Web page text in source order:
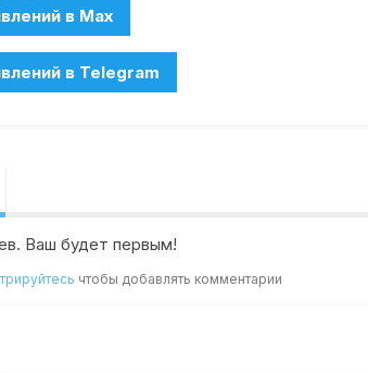
Ваш будет первым!
чтобы добавлять комментарии